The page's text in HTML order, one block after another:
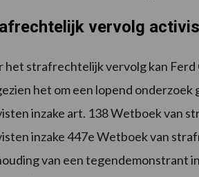
vervolg
het strafrechtelijk vervolg kan Ferd
het om een lopend
inzake art. 138 Wetboek van
inzake 447e Wetboek van
van een tegendemonstrant